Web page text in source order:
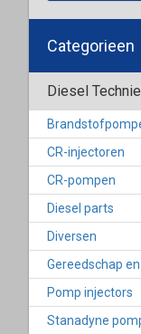
Categorieen
Diesel
CR-injectoren
CR-pompen
Diesel parts
Diversen
Gereedschap
Pomp injectors
Stanadyne